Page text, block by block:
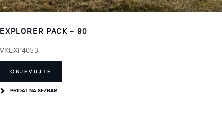
EXPLORER PACK - 90
VKEXP4053
OBJEVUJTE
PŘIDAT NA SEZNAM